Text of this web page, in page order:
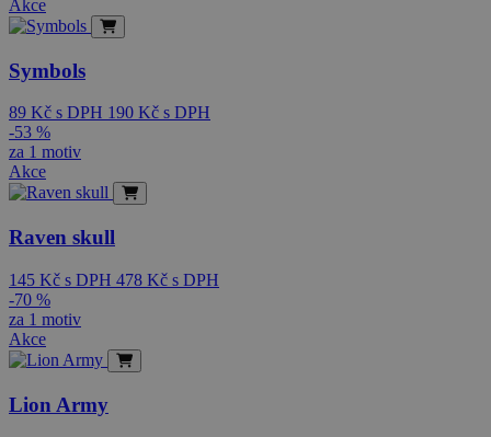
Akce
Symbols
89 Kč s DPH 190 Kč s DPH
-53 %
za 1 motiv
Akce
Raven skull
145 Kč s DPH 478 Kč s DPH
-70 %
za 1 motiv
Akce
Lion Army